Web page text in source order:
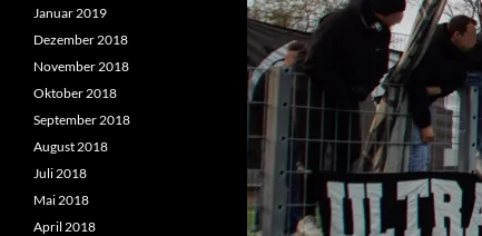
Januar 2019
Dezember 2018
November 2018
Oktober 2018
September 2018
August 2018
Juli 2018
Mai 2018
April 2018